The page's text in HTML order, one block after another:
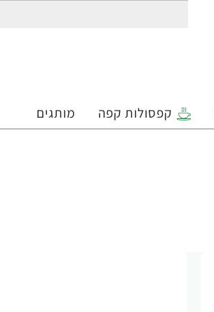
קפסולות קפה מותגים